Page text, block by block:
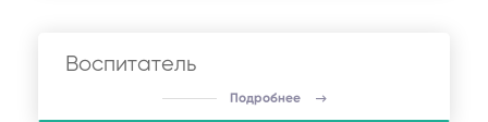
Воспитатель
Подробнее